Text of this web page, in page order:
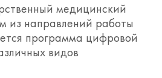
медицинский
из направлений работы
программа цифровой
видов